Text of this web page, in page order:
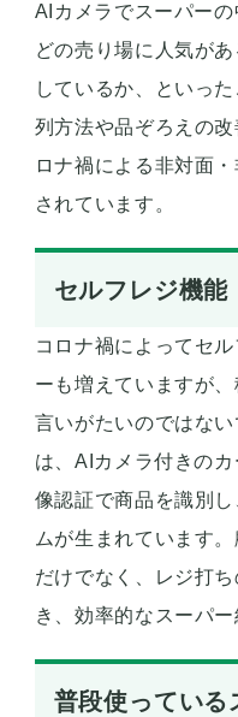
AIカメラでスーパーの
どの売り場に人気が
しているか、といっ
列方法や品ぞろえの
ロナ禍による非対面
されています。
セルフレジ機能
コロナ禍によってセ
ーも増えていますが
言いがたいのではな
は、AIカメラ付きの
像認証で商品を識別
ムが生まれています
だけでなく、レジ打
き、効率的なスーパ
普段使っている